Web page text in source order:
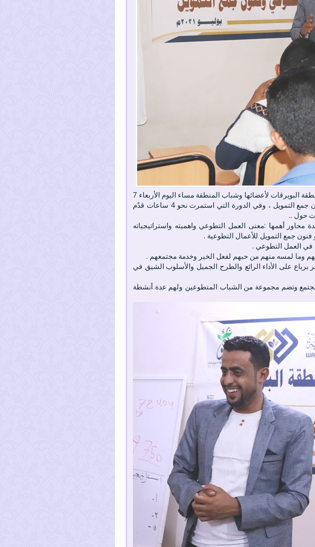
برعاية مؤسسة وادي العين للتنمية الاجتماعية أقامت اللجنة الدعوية بمنطقة البويرقات لأعضائها وشباب المنطقة مساء اليوم الأربعاء 7
يوليو2021م دورة تدريبية بعنوان : استراتيجيات العمل التطوعي وفنون جمع التمويل ، وفي الدورة التي استمرت نحو 4 ساعات قدٌم
حول ..
أهمها :معنى العمل التطوعي واهميته واستراتيجياته
فنون جمع التمويل للأعمال التطوعية .
في العمل التطوعي .
وما لمسه منهم من حبهم لفعل الخير وخدمة مجتمعهم .
على الأداء الرائع والطرح الجميل والأسلوب الشيق في
المجتمع وتضم مجموعة من الشباب المتطوعين ولهم عدة أنشطة